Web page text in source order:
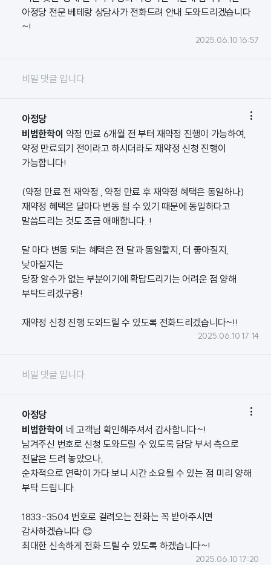
아정당 전문 베테랑 상담사가 전화드려 안내 도와드리겠습니다
~!
2025.06.10 16:57
비밀 댓글 입니다.
아정당 
비범한학이 약정 만료 6개월 전 부터 재약정 진행이 가능하여,
약정 만료되기 전이라고 하시더라도 재약정 신청 진행이
가능합니다!
(약정 만료 전 재약정 , 약정 만료 후 재약정 혜택은 동일하나)
재약정 혜택은 달마다 변동 될 수 있기 때문에 동일하다고
말씀드리는 것도 조금 애매합니다..!
달 마다 변동 되는 혜택은 전 달과 동일할지, 더 좋아질지,
낮아질지는
당장 알수가 없는 부분이기에 확답드리기는 어려운 점 양해
부탁드리겠구용!
재약정 신청 진행 도와드릴 수 있도록 전화드리겠습니다~!!
2025.06.10 17:14
비밀 댓글 입니다.
아정당 
비범한학이 네 고객님 확인해주셔서 감사합니다~!
남겨주신 번호로 신청 도와드릴 수 있도록 담당 부서 측으로
전달은 드려 놓았으나,
순차적으로 연락이 가다 보니 시간 소요될 수 있는 점 미리 양해
부탁 드립니다.
1833-3504 번호로 걸려오는 전화는 꼭 받아주시면
감사하겠습니다 😊
최대한 신속하게 전화 드릴 수 있도록 하겠습니다~!
2025.06.10 17:20